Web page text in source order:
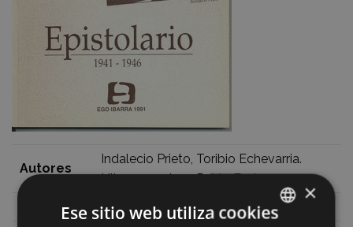
Autores
Indalecio Prieto, Toribio Echevarria.
Hitzaurrea: Juan Pablo Fusi.
1991
×
Ese sitio web utiliza cookies